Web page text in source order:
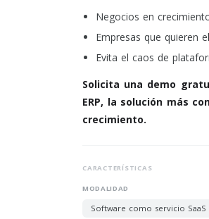
Negocios en
Empresas que quieren
Evita el caos de
Solicita una demo
ERP, la solución más
crecimiento.
CARACTERÍSTICAS
MODALIDAD
Software como servicio SaaS